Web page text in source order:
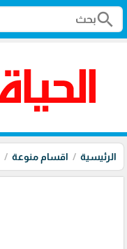
search
الرئيسية اقسام منوعة